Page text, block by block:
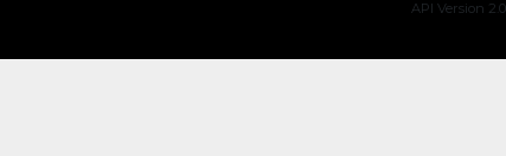
API Version 2.0